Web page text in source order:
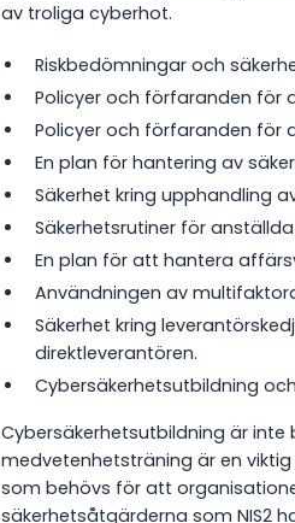
av troliga cyberhot.
Riskbedömningar och
Policyer och förfaranden för
Policyer och förfaranden för
En plan för hantering av
Säkerhet kring upphandling
Säkerhetsrutiner för
En plan för att hantera
Användningen av
Säkerhet kring
direktleverantören.
Cybersäkerhetsutbildning
Cybersäkerhetsutbildning är
medvetenhetsträning är en
som behövs för att
säkerhetsåtgärderna som NIS2